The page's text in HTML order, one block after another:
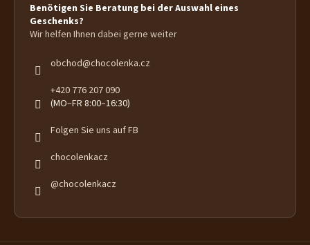
Benötigen Sie Beratung bei der Auswahl eines
Geschenks?
Wir helfen Ihnen dabei gerne weiter
obchod@chocolenka.cz
+420 776 207 090
(MO–FR 8:00–16:30)
Folgen Sie uns auf FB
chocolenkacz
@chocolenkacz